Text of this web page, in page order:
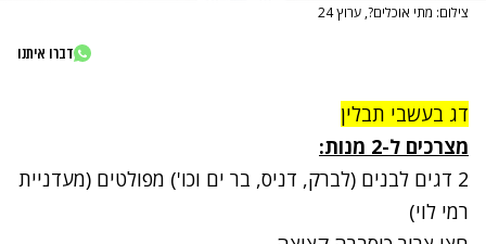
צילום: מתי אוכלים?, ערוץ 24
דברו איתנו
דג בעשבי תבלין
מצרכים ל-2 מנות:
2 דגים לבנים (לברק, דניס, בר ים וכו') מפולטים (מעדניית
רמי לוי)